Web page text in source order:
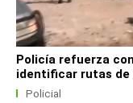
Policía refuerza
identificar rutas de
Policial